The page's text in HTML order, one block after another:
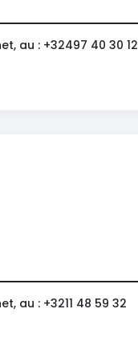
au : +32497 40 30 12
au : +3211 48 59 32